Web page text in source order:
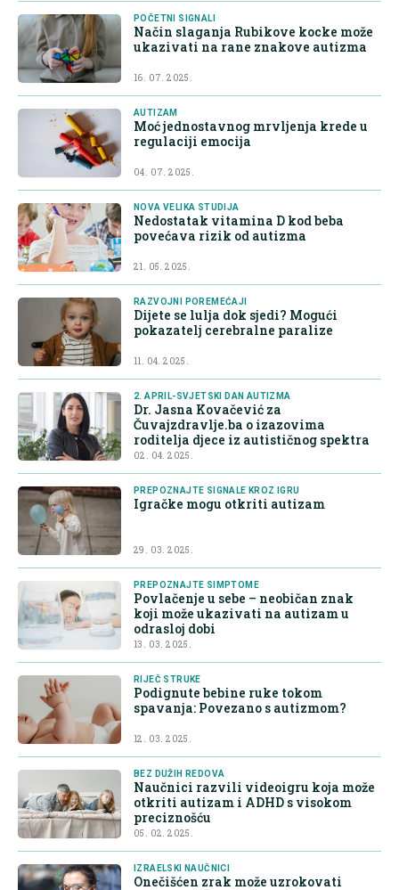
POČETNI SIGNALI
Način slaganja Rubikove kocke može
ukazivati na rane znakove autizma
16. 07. 2025.
AUTIZAM
Moć jednostavnog mrvljenja krede u
regulaciji emocija
04. 07. 2025.
NOVA VELIKA STUDIJA
Nedostatak vitamina D kod beba
povećava rizik od autizma
21. 05. 2025.
RAZVOJNI POREMEĆAJI
Dijete se lulja dok sjedi? Mogući
pokazatelj cerebralne paralize
11. 04. 2025.
2. APRIL-SVJETSKI DAN AUTIZMA
Dr. Jasna Kovačević za
Čuvajzdravlje.ba o izazovima
roditelja djece iz autističnog spektra
02. 04. 2025.
PREPOZNAJTE SIGNALE KROZ IGRU
Igračke mogu otkriti autizam
29. 03. 2025.
PREPOZNAJTE SIMPTOME
Povlačenje u sebe – neobičan znak
koji može ukazivati na autizam u
odrasloj dobi
13. 03. 2025.
RIJEČ STRUKE
Podignute bebine ruke tokom
spavanja: Povezano s autizmom?
12. 03. 2025.
BEZ DUŽIH REDOVA
Naučnici razvili videoigru koja može
otkriti autizam i ADHD s visokom
preciznošću
05. 02. 2025.
IZRAELSKI NAUČNICI
Onečišćen zrak može uzrokovati